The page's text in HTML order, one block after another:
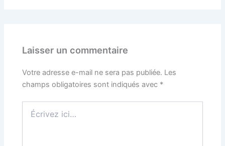
Laisser un commentaire
Votre adresse e-mail ne sera pas publiée. Les
champs obligatoires sont indiqués avec *
ici…